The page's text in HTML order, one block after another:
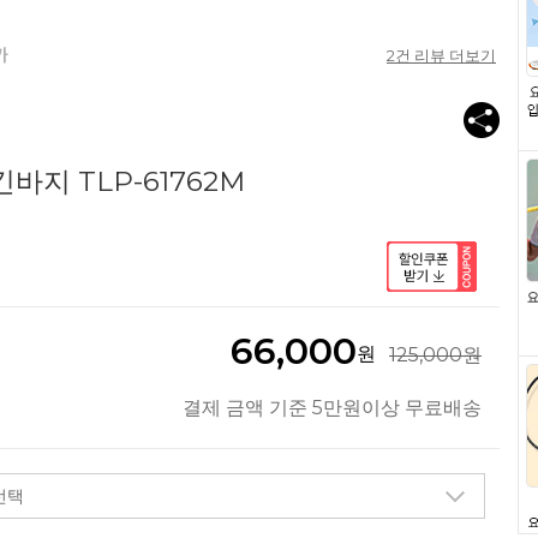
2건 리뷰 더보기
바지 TLP-61762M
66,000원 125,000원
결제 금액 기준 5만원이상 무료배송